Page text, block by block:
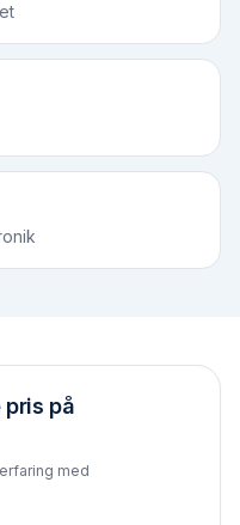
pris på
med